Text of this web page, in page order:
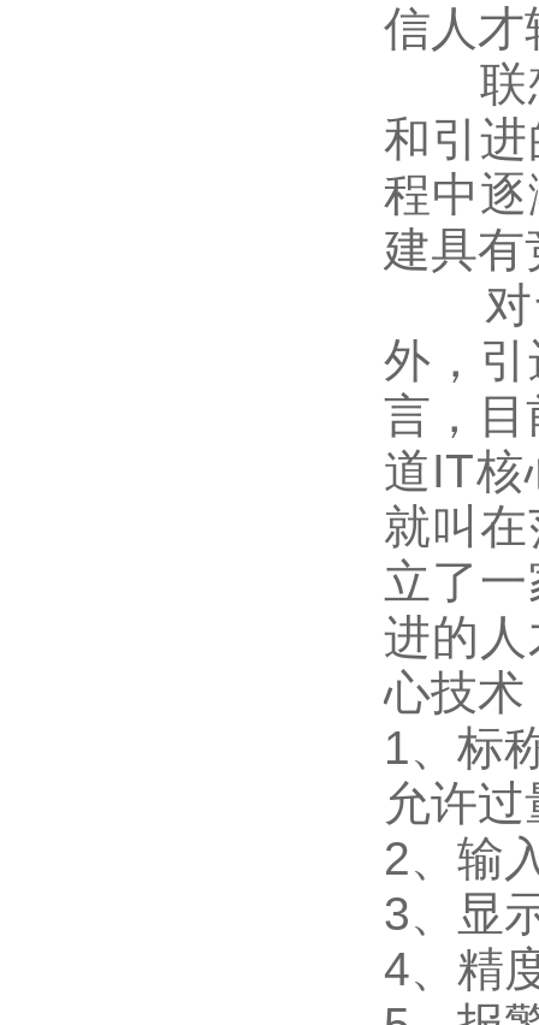
信人才
联想
和引
程中
建具有
对于
外，
言，目
道IT核
就叫
立了
进的
心技术
1、标
允许
2、输
3、 显
4、精